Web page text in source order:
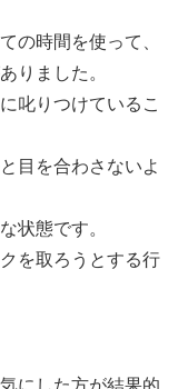
の時間を使って、
りました。
叱りつけているこ
目を合わさないよ
状態です。
を取ろうとする行
にした方が結果的